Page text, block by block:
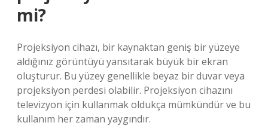
mi?
Projeksiyon cihazı, bir kaynaktan geniş bir yüzeye
aldığınız görüntüyü yansıtarak büyük bir ekran
oluşturur. Bu yüzey genellikle beyaz bir duvar veya
projeksiyon perdesi olabilir. Projeksiyon cihazını
televizyon için kullanmak oldukça mümkündür ve bu
kullanım her zaman yaygındır.